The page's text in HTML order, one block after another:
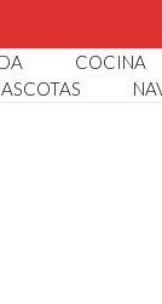
COCINA